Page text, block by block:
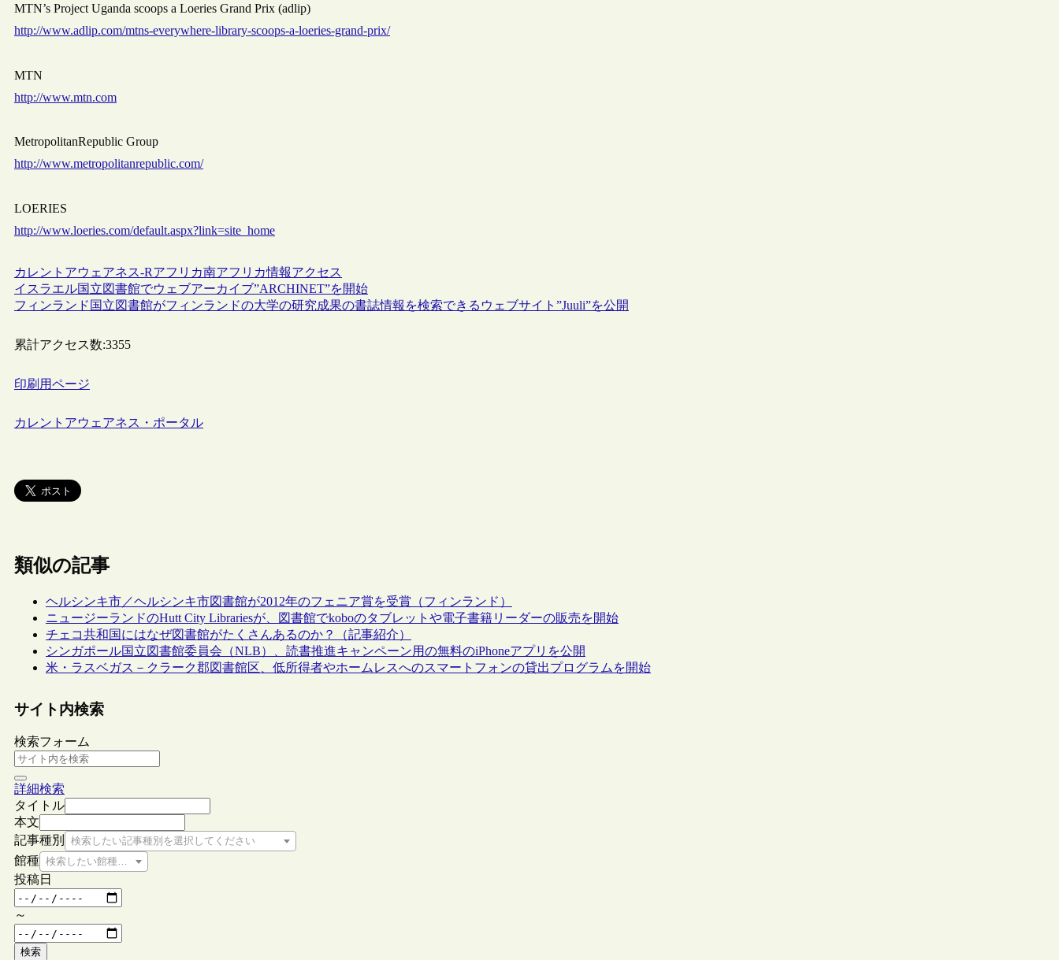
MTN’s Project Uganda scoops a Loeries Grand Prix (adlip)
http://www.adlip.com/mtns-everywhere-library-scoops-a-loeries-grand-prix/
MTN
http://www.mtn.com
MetropolitanRepublic Group
http://www.metropolitanrepublic.com/
LOERIES
http://www.loeries.com/default.aspx?link=site_home
カレントアウェアネス-Rアフリカ南アフリカ情報アクセス
イスラエル国立図書館でウェブアーカイブ”ARCHINET”を開始
フィンランド国立図書館がフィンランドの大学の研究成果の書誌情報を検索できるウェブサイト”Juuli”を公開
累計アクセス数:3355
印刷用ページ
カレントアウェアネス・ポータル
類似の記事
ヘルシンキ市／ヘルシンキ市図書館が2012年のフェニア賞を受賞（フィンランド）
ニュージーランドのHutt City Librariesが、図書館でkoboのタブレットや電子書籍リーダーの販売を開始
チェコ共和国にはなぜ図書館がたくさんあるのか？（記事紹介）
シンガポール国立図書館委員会（NLB）、読書推進キャンペーン用の無料のiPhoneアプリを公開
米・ラスベガス－クラーク郡図書館区、低所得者やホームレスへのスマートフォンの貸出プログラムを開始
サイト内検索
検索フォーム
詳細検索
タイトル
本文
記事種別
検索したい記事種別を選択してください
館種 検索したい館種を選択してください
投稿日
～
検索